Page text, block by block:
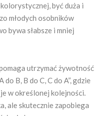
być duża i
młodych osobników
bywa słabsze i mniej
utrzymać żywotność
B, B do C, C do A”, gdzie
w określonej kolejności.
ale skutecznie zapobiega